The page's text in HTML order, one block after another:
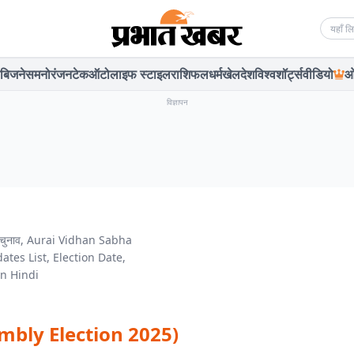
बिजनेसमनोरंजनटेकऑटोलाइफ स्टाइलराशिफलधर्मखेलदेशविश्वशॉर्ट्सवीडियो
विज्ञापन
Election 2025)